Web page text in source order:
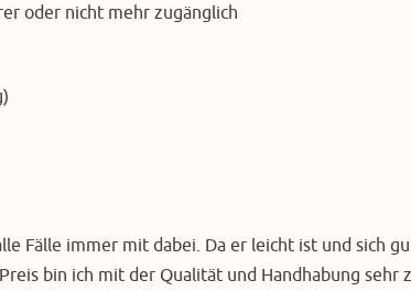
oder nicht mehr zugänglich
Fälle immer mit dabei. Da er leicht ist und sich
bin ich mit der Qualität und Handhabung sehr